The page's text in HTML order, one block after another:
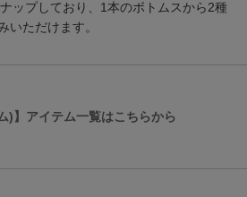
ップしており、1本のボトムスから2種
いただけます。
)】アイテム一覧はこちらから